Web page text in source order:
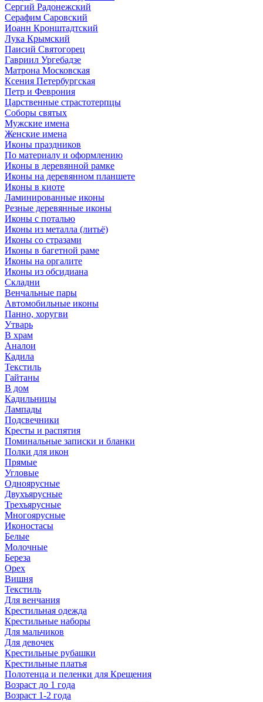
Сергий Радонежский
Серафим Саровский
Иоанн Кронштадтский
Лука Крымский
Паисий Святогорец
Гавриил Ургебадзе
Матрона Московская
Ксения Петербургская
Петр и Феврония
Царственные страстотерпцы
Соборы святых
Мужские имена
Женские имена
Иконы праздников
По материалу и оформлению
Иконы в деревянной рамке
Иконы на деревянном планшете
Иконы в киоте
Ламинированные иконы
Резные деревянные иконы
Иконы с поталью
Иконы из металла (литьё)
Иконы со стразами
Иконы в багетной раме
Иконы на оргалите
Иконы из обсидиана
Складни
Венчальные пары
Автомобильные иконы
Панно, хоругви
Утварь
В храм
Аналои
Кадила
Текстиль
Гайтаны
В дом
Кадильницы
Лампады
Подсвечники
Кресты и распятия
Поминальные записки и бланки
Полки для икон
Прямые
Угловые
Одноярусные
Двухъярусные
Трехъярусные
Многоярусные
Иконостасы
Белые
Молочные
Береза
Орех
Вишня
Текстиль
Для венчания
Крестильная одежда
Крестильные наборы
Для мальчиков
Для девочек
Крестильные рубашки
Крестильные платья
Полотенца и пеленки для Крещения
Возраст до 1 года
Возраст 1-2 года